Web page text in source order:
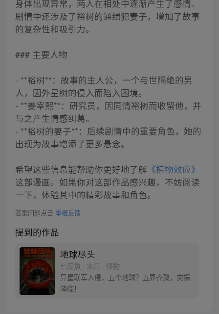
身体出现异常，两人在相处中逐渐产生了感情。
剧情中还涉及了裕树的通缉犯妻子，增加了故事
的复杂性和吸引力。
### 主要人物
- **裕树**：故事的主人公，一个与世隔绝的男
人，因外星树的侵入而陷入困境。
- **姜宰熙**：研究员，因同情裕树而收留他，并
与之产生情感纠葛。
- **裕树的妻子**：后续剧情中的重要角色，她的
出现为故事增添了更多悬念。
希望这些信息能帮助你更好地了解 《植物效应》
这部漫画。如果你对这部作品感兴趣，不妨阅读
一下，体验其中的精彩故事和角色。
答案问题点击 举报反馈
提到的作品
地球尽头
七度魚 · 末日 · 怪物
异星联军入侵，五个地球？五界齐聚，灾祸
降临！